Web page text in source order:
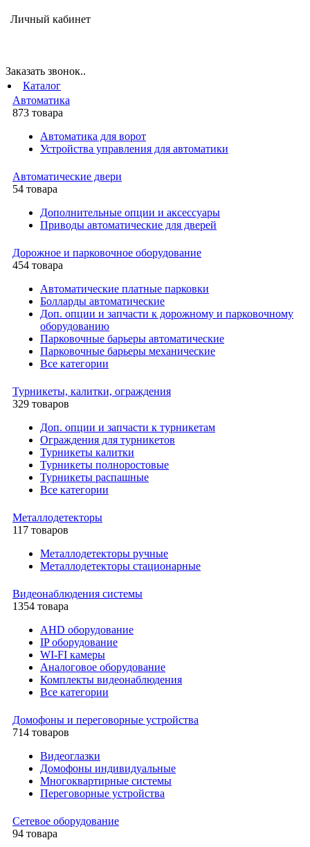
Личный кабинет
Заказать звонок..
Каталог
Автоматика
873 товара
Автоматика для ворот
Устройства управления для автоматики
Автоматические двери
54 товара
Дополнительные опции и аксессуары
Приводы автоматические для дверей
Дорожное и парковочное оборудование
454 товара
Автоматические платные парковки
Болларды автоматические
Доп. опции и запчасти к дорожному и парковочному
оборудованию
Парковочные барьеры автоматические
Парковочные барьеры механические
Все категории
Турникеты, калитки, ограждения
329 товаров
Доп. опции и запчасти к турникетам
Ограждения для турникетов
Турникеты калитки
Турникеты полноростовые
Турникеты распашные
Все категории
Металлодетекторы
117 товаров
Металлодетекторы ручные
Металлодетекторы стационарные
Видеонаблюдения cистемы
1354 товара
AHD оборудование
IP оборудование
WI-FI камеры
Аналоговое оборудование
Комплекты видеонаблюдения
Все категории
Домофоны и переговорные устройства
714 товаров
Видеоглазки
Домофоны индивидуальные
Многоквартирные системы
Переговорные устройства
Сетевое оборудование
94 товара